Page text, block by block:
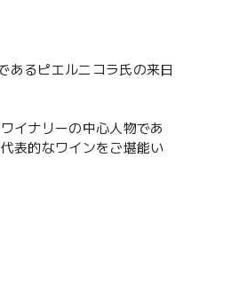
あるピエルニコラ氏の来日
イナリーの中心人物であ
表的なワインをご堪能い